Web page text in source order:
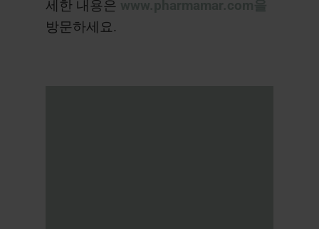
세한 내용은
방문하세요.